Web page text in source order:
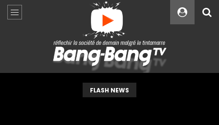
FLASH NEWS
Custom Amount
VEUILLEZ PATIENTER...